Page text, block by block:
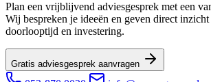
Plan een vrijblijvend adviesgesprek met een
Wij bespreken je ideeën en geven direct
doorlooptijd en investering.
Gratis adviesgesprek aanvragen